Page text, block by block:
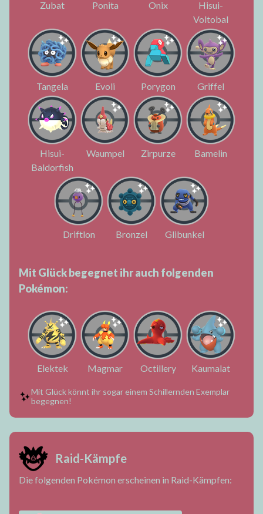
Zubat Ponita Onix
Hisui-
Voltobal
Tangela Evoli Porygon Griffel
Hisui-
Baldorfish
Waumpel Zirpurze Bamelin
Driftlon Bronzel Glibunkel
Mit Glück begegnet ihr auch folgenden
Pokémon:
Elektek Magmar Octillery Kaumalat
Mit Glück könnt ihr sogar einem Schillernden Exemplar
begegnen!
Raid-Kämpfe
Die folgenden Pokémon erscheinen in Raid-Kämpfen: